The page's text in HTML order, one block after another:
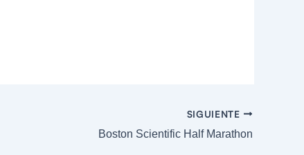
SIGUIENTE
Boston Scientific Half Marathon